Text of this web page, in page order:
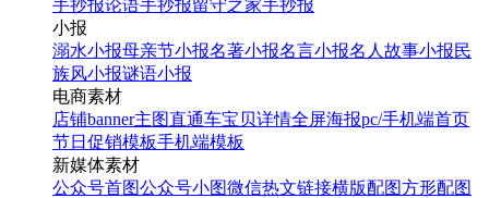
手抄报论语手抄报留守之家手抄报
小报
溺水小报母亲节小报名著小报名言小报名人故事小报民
族风小报谜语小报
电商素材
店铺banner主图直通车宝贝详情全屏海报pc/手机端首页
节日促销模板手机端模板
新媒体素材
公众号首图公众号小图微信热文链接横版配图方形配图